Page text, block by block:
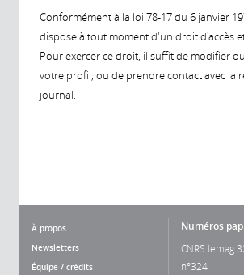
Conformément à la loi 78-17 du 6 janvier
dispose à tout moment d'un droit d'accès
Pour exercer ce droit, il suffit de modifier
votre profil, ou de prendre contact avec la
journal.
À propos
Newsletters
Équipe / crédits
Numéros
CNRS lemag
n°324